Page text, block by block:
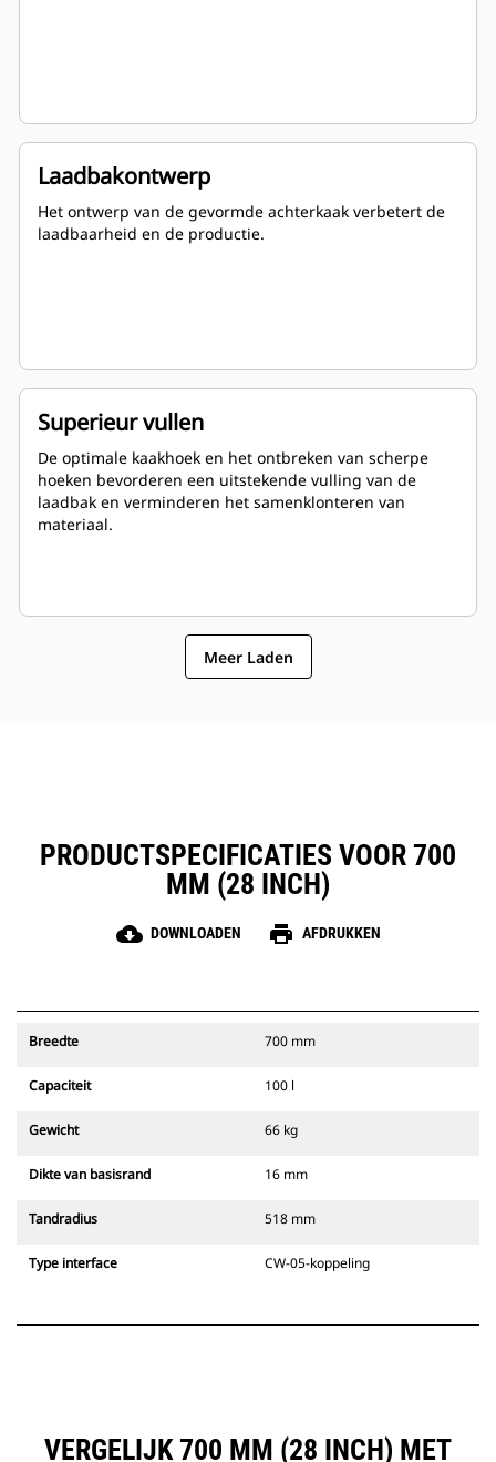
Laadbakontwerp
Het ontwerp van de gevormde achterkaak verbetert de
laadbaarheid en de productie.
Superieur vullen
De optimale kaakhoek en het ontbreken van scherpe
hoeken bevorderen een uitstekende vulling van de
laadbak en verminderen het samenklonteren van
materiaal.
Meer Laden
PRODUCTSPECIFICATIES VOOR 700
MM (28 INCH)
cloud_download DOWNLOADEN print AFDRUKKEN
Breedte 700 mm
Capaciteit 100 l
Gewicht 66 kg
Dikte van basisrand 16 mm
Tandradius 518 mm
Type interface CW-05-koppeling
VERGELIJK 700 MM (28 INCH) MET